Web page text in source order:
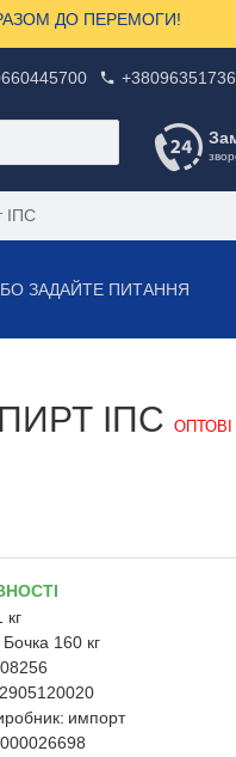
РАЗОМ ДО ПЕРЕМОГИ!
ІПС
ЗАДАЙТЕ ПИТАННЯ
ІПС
кг
Бочка 160 кг
2905120020
импорт
000026698